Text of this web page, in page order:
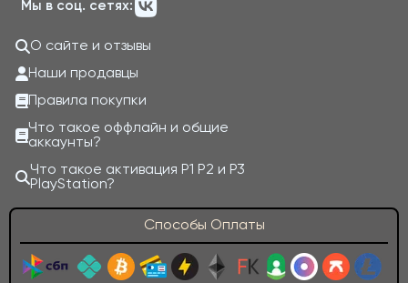
Мы в соц. сетях:
О сайте и отзывы
Наши продавцы
Правила покупки
Что такое оффлайн и общие
аккаунты?
Что такое активация P1 P2 и P3
PlayStation?
Способы Оплаты